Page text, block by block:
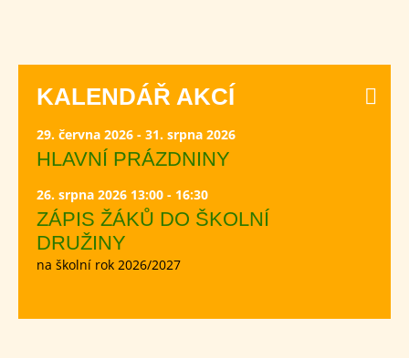
KALENDÁŘ AKCÍ
29. června 2026 - 31. srpna 2026
HLAVNÍ PRÁZDNINY
26. srpna 2026 13:00 - 16:30
ZÁPIS ŽÁKŮ DO ŠKOLNÍ
DRUŽINY
na školní rok 2026/2027